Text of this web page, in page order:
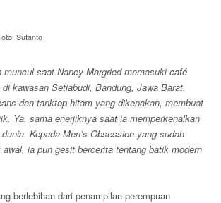
Sutanto
muncul saat Nancy Margried memasuki café
kawasan Setiabudi, Bandung, Jawa Barat.
dan tanktop hitam yang dikenakan, membuat
Ya, sama enerjiknya saat ia memperkenalkan
Kepada Men’s Obsession yang sudah
ia pun gesit bercerita tentang batik modern
berlebihan dari penampilan perempuan